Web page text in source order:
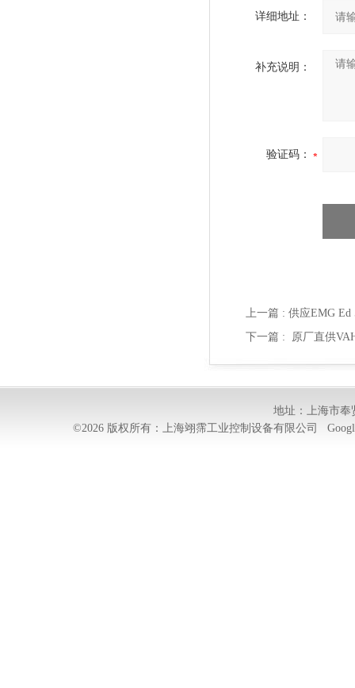
详细地址：
补充说明：
验证码：
上一篇 : 供应EMG Ed
下一篇 : 原厂直供
地址：上海市奉
©2026 版权所有：上海翊霈工业控制设备有限公司